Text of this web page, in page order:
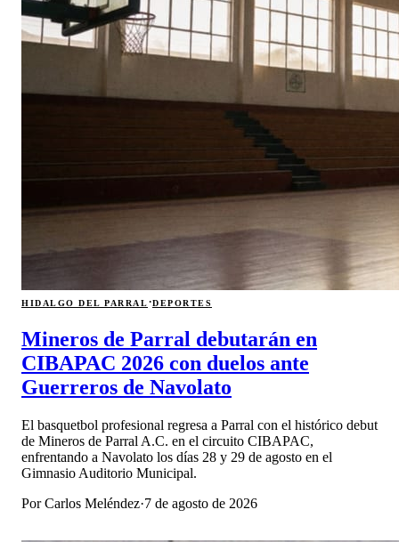
HIDALGO DEL PARRAL·DEPORTES
Mineros de Parral debutarán en
CIBAPAC 2026 con duelos ante
Guerreros de Navolato
El basquetbol profesional regresa a Parral con el histórico debut
de Mineros de Parral A.C. en el circuito CIBAPAC,
enfrentando a Navolato los días 28 y 29 de agosto en el
Gimnasio Auditorio Municipal.
PorCarlos Meléndez·7 de agosto de 2026